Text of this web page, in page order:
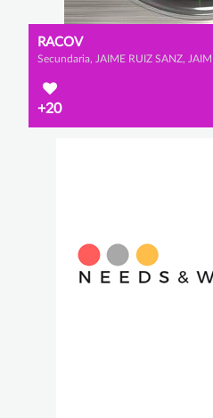
RACOV
+20